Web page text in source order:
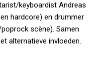
keyboardist Andreas
hardcore) en drummer
scène). Samen
alternatieve invloeden.